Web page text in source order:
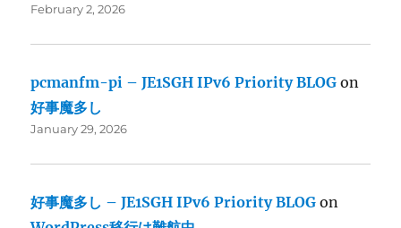
February 2, 2026
pcmanfm-pi – JE1SGH IPv6 Priority BLOG on
好事魔多し
January 29, 2026
好事魔多し – JE1SGH IPv6 Priority BLOG on